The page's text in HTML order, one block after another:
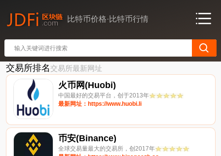
比特币价格·比特币行情
交易所排名交易所最新网址
火币网(Huobi)
中国最好的交易平台，创于2013年
最新网址：https://www.huobi.li
币安(Binance)
全球交易量最大的交易所，创2017年